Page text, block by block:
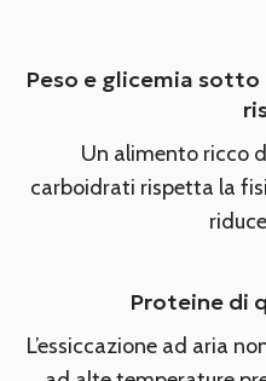
Peso e glicemia
Un alimento ricco
carboidrati rispetta la
Proteine di
L’essiccazione ad aria